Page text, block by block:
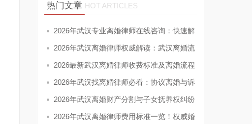
热门文章 HOT ARTICLES
2026年武汉专业离婚律师在线咨询：快速解
答 2026年武汉离婚律师权威解读：武汉离婚流
程 2026最新武汉离婚律师收费标准及离婚流程
详 2026年武汉找离婚律师必看：协议离婚与诉
讼 2026年武汉离婚财产分割与子女抚养权纠纷
一 2026年武汉离婚律师费用标准一览！权威婚